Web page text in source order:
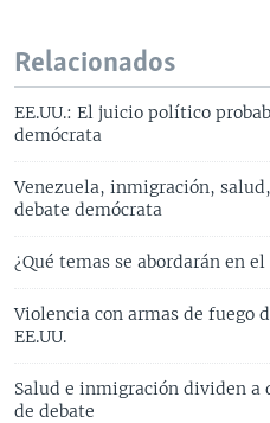
Relacionados
EE.UU.: El juicio político
demócrata
Venezuela, inmigración,
debate demócrata
¿Qué temas se abordarán en
Violencia con armas de fuego
EE.UU.
Salud e inmigración dividen a
de debate